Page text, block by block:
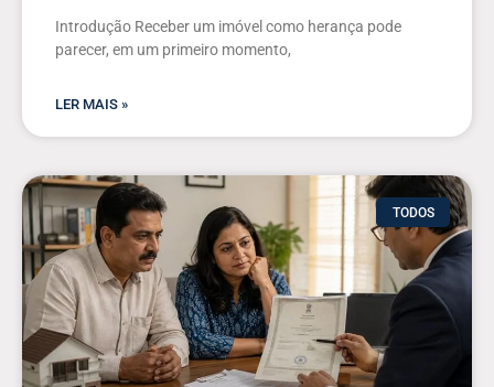
Introdução Receber um imóvel como herança pode
parecer, em um primeiro momento,
LER MAIS »
TODOS